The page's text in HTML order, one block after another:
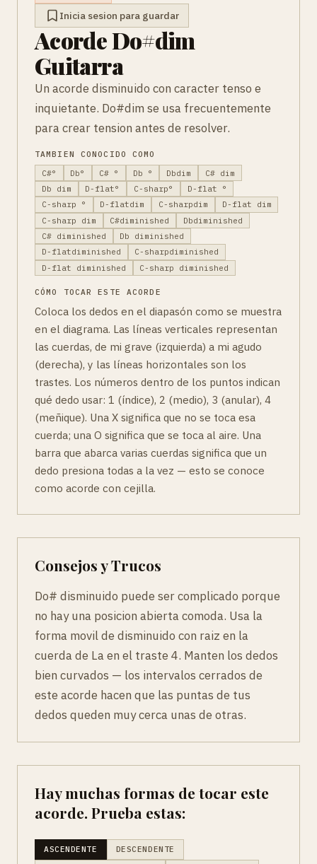
Inicia sesion para guardar
Acorde Do#dim
Guitarra
Un acorde disminuido con caracter tenso e
inquietante. Do#dim se usa frecuentemente
para crear tension antes de resolver.
TAMBIEN CONOCIDO COMO
C#°
Db° C# ° Db ° Dbdim
C# dim
Db dim
D-flat° C-sharp°
D-flat °
C-sharp °
D-flatdim C-sharpdim
D-flat dim
C-sharp dim
C#diminished
Dbdiminished
C# diminished
Db diminished
D-flatdiminished
C-sharpdiminished
D-flat diminished
C-sharp diminished
CÓMO TOCAR ESTE ACORDE
Coloca los dedos en el diapasón como se muestra
en el diagrama. Las líneas verticales representan
las cuerdas, de mi grave (izquierda) a mi agudo
(derecha), y las líneas horizontales son los
trastes. Los números dentro de los puntos indican
qué dedo usar: 1 (índice), 2 (medio), 3 (anular), 4
(meñique). Una X significa que no se toca esa
cuerda; una O significa que se toca al aire. Una
barra que abarca varias cuerdas significa que un
dedo presiona todas a la vez — esto se conoce
como acorde con cejilla.
Consejos y Trucos
Do# disminuido puede ser complicado porque
no hay una posicion abierta comoda. Usa la
forma movil de disminuido con raiz en la
cuerda de La en el traste 4. Manten los dedos
bien curvados — los intervalos cerrados de
este acorde hacen que las puntas de tus
dedos queden muy cerca unas de otras.
Hay muchas formas de tocar este
acorde. Prueba estas:
ASCENDENTE DESCENDENTE